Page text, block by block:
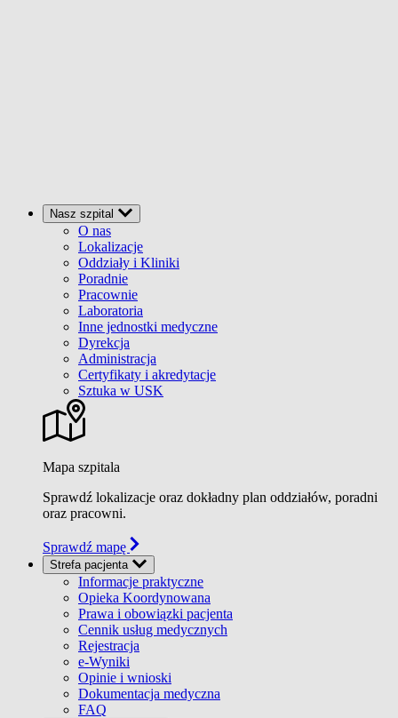
Nasz szpital
O nas
Lokalizacje
Oddziały i Kliniki
Poradnie
Pracownie
Laboratoria
Inne jednostki medyczne
Dyrekcja
Administracja
Certyfikaty i akredytacje
Sztuka w USK
Mapa szpitala
Sprawdź lokalizacje oraz dokładny plan oddziałów, poradni
oraz pracowni.
Sprawdź mapę
Strefa pacjenta
Informacje praktyczne
Opieka Koordynowana
Prawa i obowiązki pacjenta
Cennik usług medycznych
Rejestracja
e-Wyniki
Opinie i wnioski
Dokumentacja medyczna
FAQ